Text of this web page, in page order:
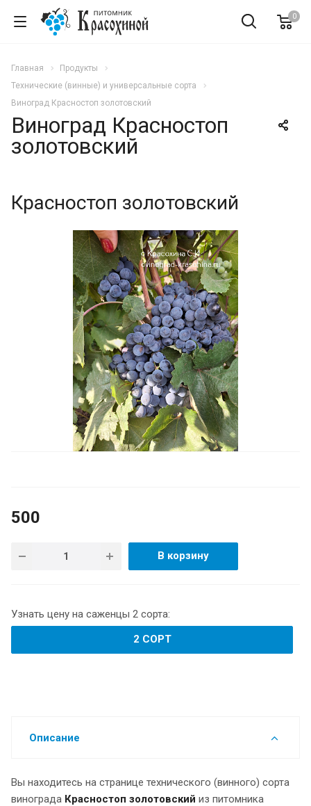
0
Главная
Продукты
Технические (винные) и универсальные сорта
Виноград Красностоп золотовский
Виноград Красностоп
золотовский
Красностоп золотовский
500
В корзину
Узнать цену на саженцы 2 сорта:
2 СОРТ
Описание
Вы находитесь на странице технического (винного) сорта
винограда Красностоп золотовский из питомника